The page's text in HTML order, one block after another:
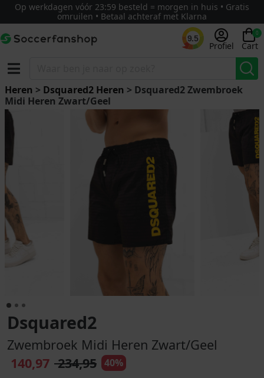
Op werkdagen vóór 23:59 besteld = morgen in huis • Gratis
omruilen • Betaal achteraf met Klarna
9.5
Profiel
0
Cart
Heren > Dsquared2 Heren > Dsquared2 Zwembroek
Midi Heren Zwart/Geel
Dsquared2
Zwembroek Midi Heren Zwart/Geel
140,97 234,95 40%